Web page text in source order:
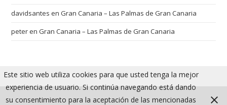
davidsantes enGran Canaria – Las Palmas de Gran Canaria
peterenGran Canaria – Las Palmas de Gran Canaria
Este sitio web utiliza cookies para que usted tenga la mejor
experiencia de usuario. Si continúa navegando está dando
su consentimiento para la aceptación de las mencionadas